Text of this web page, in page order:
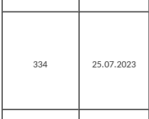
334 25.07.2023